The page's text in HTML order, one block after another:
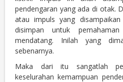
pendengaran yang ada di otak.
atau impuls yang
disimpan untuk
mendatang. Inilah yang
sebenarnya.
Maka dari itu sangatlah
keselurahan kemampuan